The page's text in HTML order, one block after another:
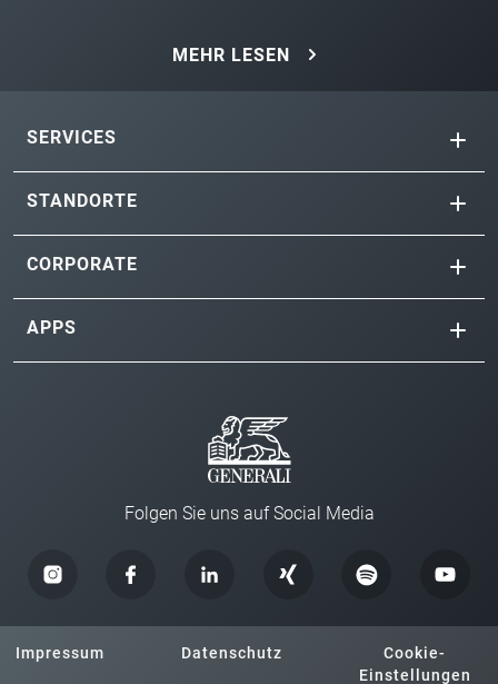
MEHR LESEN
SERVICES
STANDORTE
CORPORATE
APPS
Folgen Sie uns auf Social Media
Impressum Datenschutz
Cookie-
Einstellungen